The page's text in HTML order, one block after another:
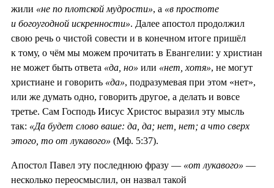
жили «не по плотской мудрости», а «в простоте
и богоугодной искренности». Далее апостол продолжил
свою речь о чистой совести и в конечном итоге пришёл
к тому, о чём мы можем прочитать в Евангелии: у христиан
не может быть ответа «да, но» или «нет, хотя», не могут
христиане и говорить «да», подразумевая при этом «нет»,
или же думать одно, говорить другое, а делать и вовсе
третье. Сам Господь Иисус Христос выразил эту мысль
так: «Да будет слово ваше: да, да; нет, нет; а что сверх
этого, то от лукавого» (Мф. 5:37).
Апостол Павел эту последнюю фразу — «от лукавого» —
несколько переосмыслил, он назвал такой